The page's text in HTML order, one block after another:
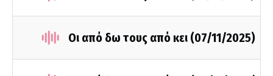
Οι από δω τους από κει (07/11/2025)